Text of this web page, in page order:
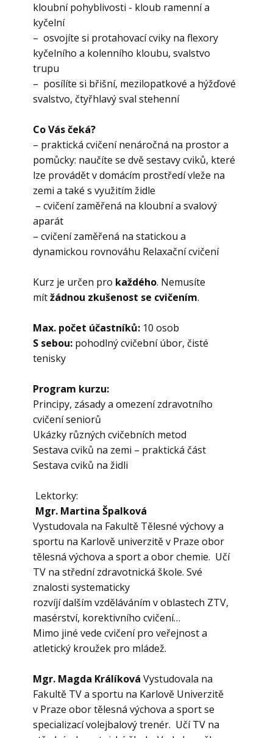
kloubní pohyblivosti - kloub ramenní a
kyčelní
– osvojíte si protahovací cviky na flexory
kyčelního a kolenního kloubu, svalstvo
trupu
– posílíte si břišní, mezilopatkové a hýžďové
svalstvo, čtyřhlavý sval stehenní
Co Vás čeká?
– praktická cvičení nenáročná na prostor a
pomůcky: naučíte se dvě sestavy cviků, které
lze provádět v domácím prostředí vleže na
zemi a také s využitím židle
– cvičení zaměřená na kloubní a svalový
aparát
– cvičení zaměřená na statickou a
dynamickou rovnováhu Relaxační cvičení
Kurz je určen pro každého. Nemusíte
mítžádnou zkušenost se cvičením.
Max. počet účastníků: 10 osob
S sebou: pohodlný cvičební úbor, čisté
tenisky
Program kurzu:
Principy, zásady a omezení zdravotního
cvičení seniorů
Ukázky různých cvičebních metod
Sestava cviků na zemi – praktická část
Sestava cviků na židli
Lektorky:
Mgr. Martina Špalková
Vystudovala na Fakultě Tělesné výchovy a
sportu na Karlově univerzitě v Praze obor
tělesná výchova a sport a obor chemie. Učí
TV na střední zdravotnická škole. Své
znalosti systematicky
rozvíjí dalším vzděláváním v oblastech ZTV,
masérství, korektivního cvičení…
Mimo jiné vede cvičení pro veřejnost a
atletický kroužek pro mládež.
Mgr. Magda Králíková Vystudovala na
Fakultě TV a sportu na Karlově Univerzitě
v Praze obor tělesná výchova a sport se
specializací volejbalový trenér. Učí TV na